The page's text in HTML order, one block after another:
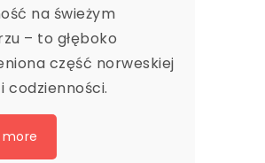
na świeżym
– to głęboko
część norweskiej
codzienności.
more